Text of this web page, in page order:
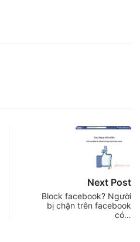
Next Post
Block facebook? Người
bị chặn trên facebook
có…